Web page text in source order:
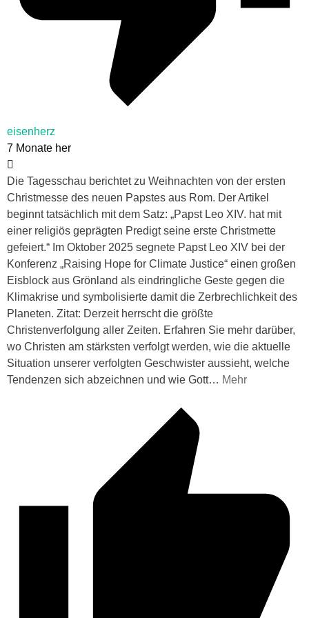
eisenherz
7 Monate her
Die Tagesschau berichtet zu Weihnachten von der ersten
Christmesse des neuen Papstes aus Rom. Der Artikel
beginnt tatsächlich mit dem Satz: „Papst Leo XIV. hat mit
einer religiös geprägten Predigt seine erste Christmette
gefeiert.“ Im Oktober 2025 segnete Papst Leo XIV bei der
Konferenz „Raising Hope for Climate Justice“ einen großen
Eisblock aus Grönland als eindringliche Geste gegen die
Klimakrise und symbolisierte damit die Zerbrechlichkeit des
Planeten. Zitat: Derzeit herrscht die größte
Christenverfolgung aller Zeiten. Erfahren Sie mehr darüber,
wo Christen am stärksten verfolgt werden, wie die aktuelle
Situation unserer verfolgten Geschwister aussieht, welche
Tendenzen sich abzeichnen und wie Gott… Mehr